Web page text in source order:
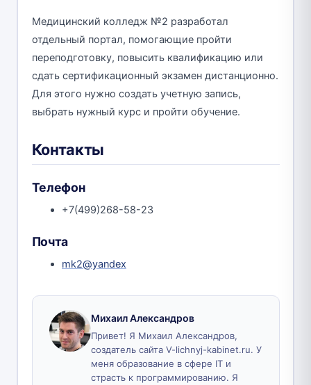
Медицинский колледж №2 разработал
отдельный портал, помогающие пройти
переподготовку, повысить квалификацию или
сдать сертификационный экзамен дистанционно.
Для этого нужно создать учетную запись,
выбрать нужный курс и пройти обучение.
Контакты
Телефон
+7(499)268-58-23
Почта
mk2@yandex
Михаил Александров
Привет! Я Михаил Александров,
создатель сайта V-lichnyj-kabinet.ru. У
меня образование в сфере IT и
страсть к программированию. Я